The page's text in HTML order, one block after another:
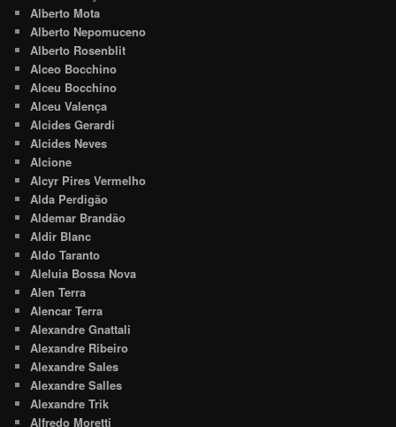
Alberto Mota
Alberto Nepomuceno
Alberto Rosenblit
Alceo Bocchino
Alceu Bocchino
Alceu Valença
Alcides Gerardi
Alcides Neves
Alcione
Alcyr Pires Vermelho
Alda Perdigão
Aldemar Brandão
Aldir Blanc
Aldo Taranto
Aleluia Bossa Nova
Alen Terra
Alencar Terra
Alexandre Gnattali
Alexandre Ribeiro
Alexandre Sales
Alexandre Salles
Alexandre Trik
Alfredo Moretti